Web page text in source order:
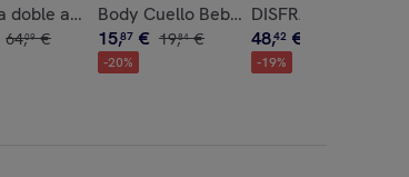
extraible kuromi
doble adapt.carro valencia basket
64,09 €
Body Cuello Bebe Encanto
15,87 € 19,84 €
-20%
DISFRAZ
48,42 €
-19%